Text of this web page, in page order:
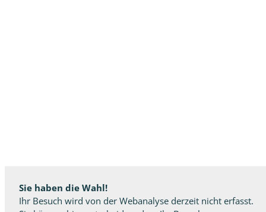
Sie haben die Wahl!
Ihr Besuch wird von der Webanalyse derzeit nicht erfasst.